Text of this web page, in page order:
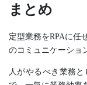
まとめ
定型業務をRPAに任
のコミュニケーショ
人がやるべき業務